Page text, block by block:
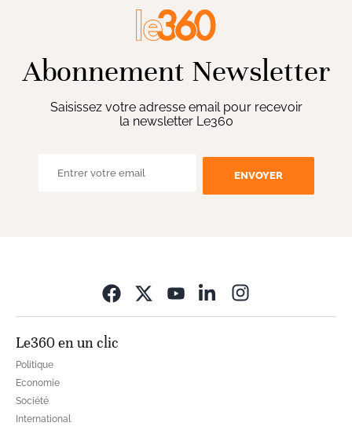
Abonnement Newsletter
Saisissez votre adresse email pour recevoir
la newsletter Le360
ENVOYER
Le360 en un clic
Politique
Economie
Société
International